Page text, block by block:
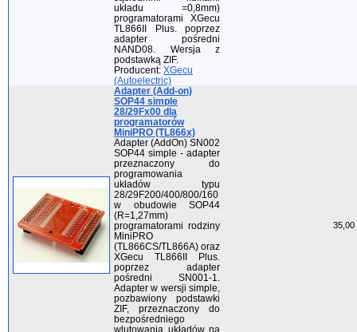
układu =0,8mm)
programatorami XGecu
TL866II Plus. poprzez
adapter pośredni
NAND08. Wersja z
podstawką ZIF.
Producent: XGecu
(Autoelectric)
Adapter (Add-on)
SOP44 simple
28/29Fx00 dla
programatorów
MiniPRO (TL866x)
Adapter (AddOn) SN002
SOP44 simple - adapter
przeznaczony do
programowania
układów typu
28/29F200/400/800/160
w obudowie SOP44
(R=1,27mm)
programatorami rodziny
MiniPRO
(TL866CS/TL866A) oraz
XGecu TL866II Plus.
poprzez adapter
pośredni SN001-1.
Adapter w wersji simple,
pozbawiony podstawki
ZIF, przeznaczony do
bezpośredniego
wlutowania układów na
35,00